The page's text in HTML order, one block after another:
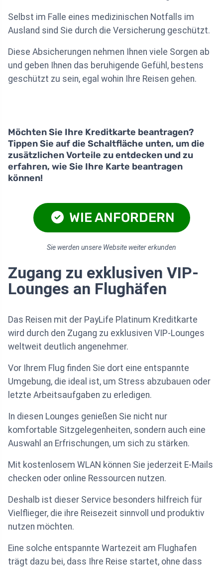
Selbst im Falle eines medizinischen Notfalls im
Ausland sind Sie durch die Versicherung geschützt.
Diese Absicherungen nehmen Ihnen viele Sorgen ab
und geben Ihnen das beruhigende Gefühl, bestens
geschützt zu sein, egal wohin Ihre Reisen gehen.
Möchten Sie Ihre Kreditkarte beantragen?
Tippen Sie auf die Schaltfläche unten, um die
zusätzlichen Vorteile zu entdecken und zu
erfahren, wie Sie Ihre Karte beantragen
können!
WIE ANFORDERN
Sie werden unsere Website weiter erkunden
Zugang zu exklusiven VIP-
Lounges an Flughäfen
Das Reisen mit der PayLife Platinum Kreditkarte
wird durch den Zugang zu exklusiven VIP-Lounges
weltweit deutlich angenehmer.
Vor Ihrem Flug finden Sie dort eine entspannte
Umgebung, die ideal ist, um Stress abzubauen oder
letzte Arbeitsaufgaben zu erledigen.
In diesen Lounges genießen Sie nicht nur
komfortable Sitzgelegenheiten, sondern auch eine
Auswahl an Erfrischungen, um sich zu stärken.
Mit kostenlosem WLAN können Sie jederzeit E-Mails
checken oder online Ressourcen nutzen.
Deshalb ist dieser Service besonders hilfreich für
Vielflieger, die ihre Reisezeit sinnvoll und produktiv
nutzen möchten.
Eine solche entspannte Wartezeit am Flughafen
trägt dazu bei, dass Ihre Reise startet, ohne dass